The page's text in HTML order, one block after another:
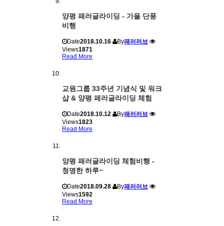
양평 패러글라이딩 - 가을 단풍
비행
Date2018.10.16 By패러러브
Views1871
Read More
교원그룹 33주년 기념식 및 워크
샵 & 양평 패러글라이딩 체험
Date2018.10.12 By패러러브
Views1823
Read More
양평 패러글라이딩 체험비행 -
청명한 하루~
Date2018.09.28 By패러러브
Views1592
Read More